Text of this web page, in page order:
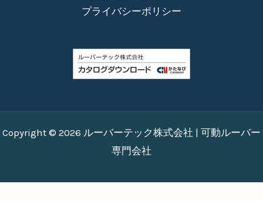
プライバシーポリシー
Copyright © 2026 ルーバーテック株式会社 | 可動ルーバー
専門会社